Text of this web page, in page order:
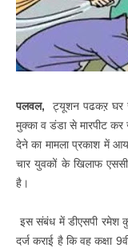
पलवल,
ट्यूशन पढकऱ घर
मुक्का व डंडा से मारपीट
देने का मामला प्रकाश में
चार युवकों के खिलाफ
है।
इस संबंध में डीएसपी रमेश
दर्ज कराई है कि वह कक्षा